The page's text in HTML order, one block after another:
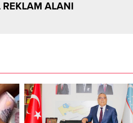
REKLAM ALANI